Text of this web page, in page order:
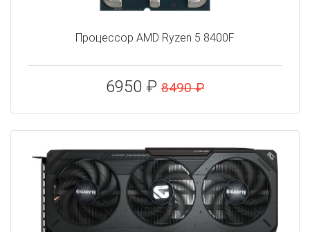
Процессор AMD Ryzen 5 8400F
6950 ₽ 8490 ₽